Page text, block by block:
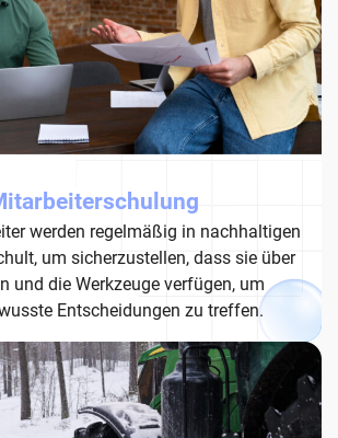
werden regelmäßig in nachhaltigen
um sicherzustellen, dass sie über
und die Werkzeuge verfügen, um
Entscheidungen zu treffen.